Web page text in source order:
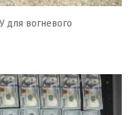
для вогневого